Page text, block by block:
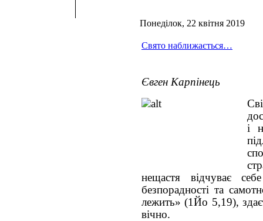
Понеділок, 22 квітня 2019
Свято наближається…
Євген Карпінець
і
нещастя відчуває
безпорадності та
лежить» (1Йо 5,19),
вічно.